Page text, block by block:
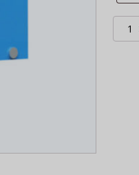
Cleo
Steam